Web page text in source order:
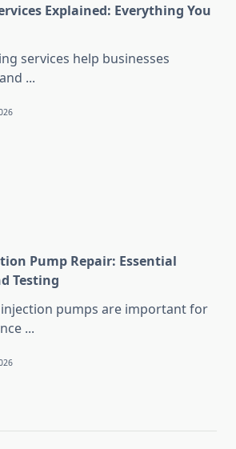
Explained: Everything You
services help businesses
...
Pump Repair: Essential
Testing
injection pumps are important for
...